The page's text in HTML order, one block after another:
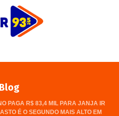
Blog
PAGA R$ 83,4 MIL PARA JANJA IR
É O SEGUNDO MAIS ALTO EM